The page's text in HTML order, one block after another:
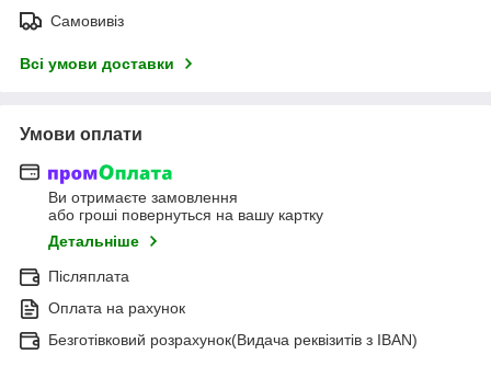
Самовивіз
Всі умови доставки
Умови оплати
Ви отримаєте замовлення
або гроші повернуться на вашу картку
Детальніше
Післяплата
Оплата на рахунок
Безготівковий розрахунок(Видача реквізитів з IBAN)